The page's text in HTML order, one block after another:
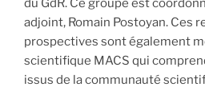
du GdR. Ce groupe est
adjoint, Romain Postoyan. Ces
prospectives sont également
scientifique MACS qui
issus de la communauté